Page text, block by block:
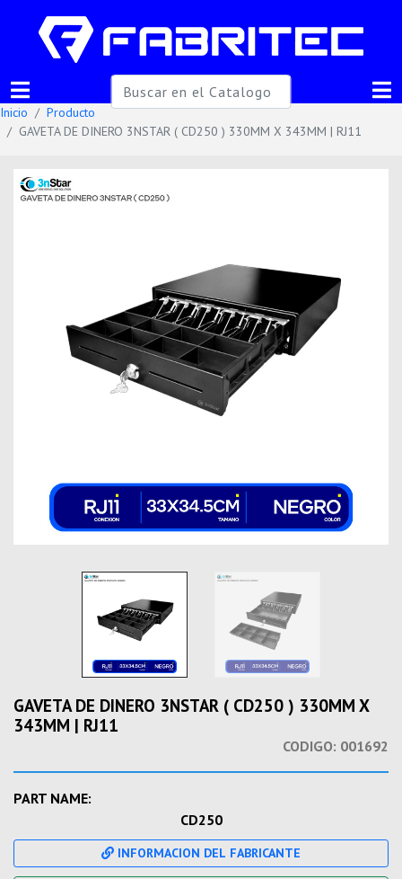
Inicio
Producto
GAVETA DE DINERO 3NSTAR ( CD250 ) 330MM X 343MM | RJ11
GAVETA DE DINERO 3NSTAR ( CD250 ) 330MM X
343MM | RJ11
CODIGO: 001692
PART NAME:
CD250
INFORMACION DEL FABRICANTE